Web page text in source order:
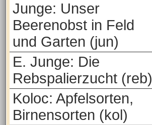
Junge: Unser
Beerenobst in Feld
und Garten (jun)
E. Junge: Die
Rebspalierzucht (reb)
Koloc: Apfelsorten,
Birnensorten (kol)